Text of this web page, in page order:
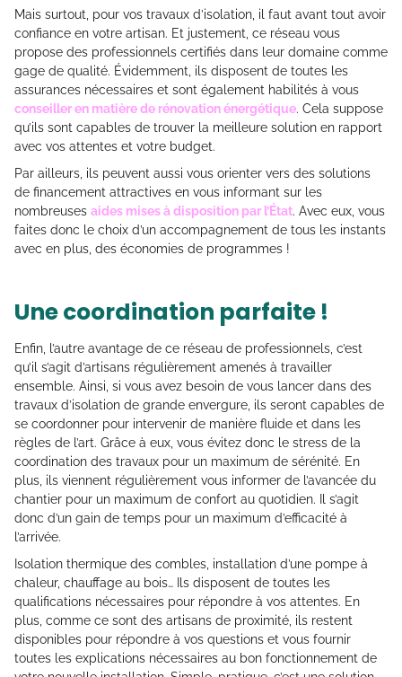
Mais surtout, pour vos travaux d’isolation, il faut avant tout avoir
confiance en votre artisan. Et justement, ce réseau vous
propose des professionnels certifiés dans leur domaine comme
gage de qualité. Évidemment, ils disposent de toutes les
assurances nécessaires et sont également habilités à vous
conseiller en matière de rénovation énergétique. Cela suppose
qu’ils sont capables de trouver la meilleure solution en rapport
avec vos attentes et votre budget.
Par ailleurs, ils peuvent aussi vous orienter vers des solutions
de financement attractives en vous informant sur les
nombreuses aides mises à disposition par l’État. Avec eux, vous
faites donc le choix d’un accompagnement de tous les instants
avec en plus, des économies de programmes !
Une coordination parfaite !
Enfin, l’autre avantage de ce réseau de professionnels, c’est
qu’il s’agit d’artisans régulièrement amenés à travailler
ensemble. Ainsi, si vous avez besoin de vous lancer dans des
travaux d’isolation de grande envergure, ils seront capables de
se coordonner pour intervenir de manière fluide et dans les
règles de l’art. Grâce à eux, vous évitez donc le stress de la
coordination des travaux pour un maximum de sérénité. En
plus, ils viennent régulièrement vous informer de l’avancée du
chantier pour un maximum de confort au quotidien. Il s’agit
donc d’un gain de temps pour un maximum d’efficacité à
l’arrivée.
Isolation thermique des combles, installation d’une pompe à
chaleur, chauffage au bois… Ils disposent de toutes les
qualifications nécessaires pour répondre à vos attentes. En
plus, comme ce sont des artisans de proximité, ils restent
disponibles pour répondre à vos questions et vous fournir
toutes les explications nécessaires au bon fonctionnement de